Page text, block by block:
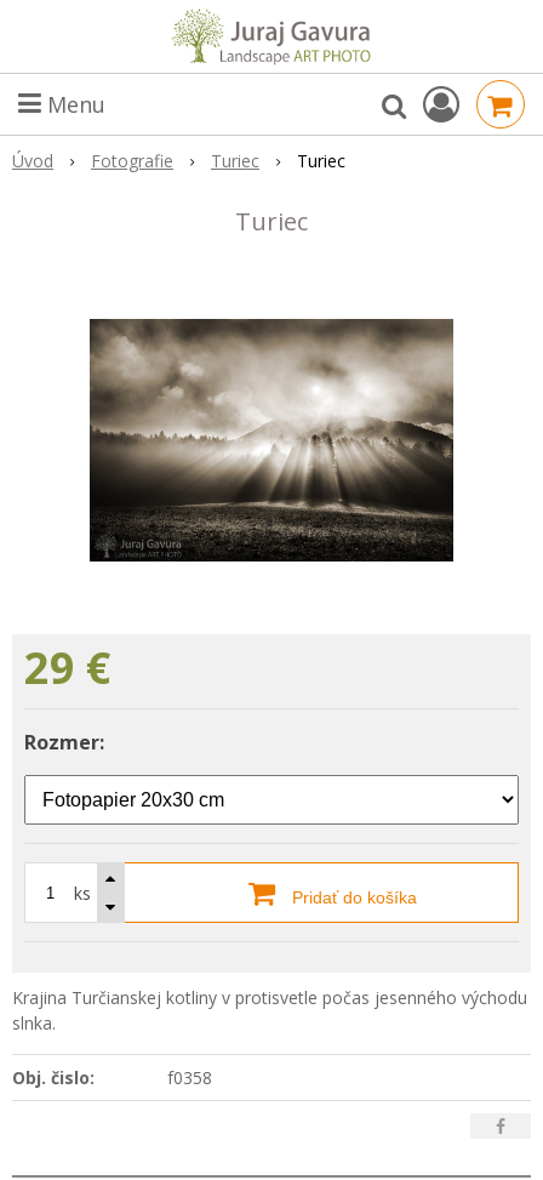
Menu
Úvod Fotografie Turiec Turiec
Turiec
29 €
Rozmer:
ks Pridať do košíka
Krajina Turčianskej kotliny v protisvetle počas jesenného východu
slnka.
Obj. čislo: f0358